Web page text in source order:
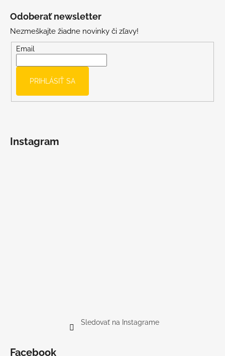
Odoberať newsletter
Nezmeškajte žiadne novinky či zľavy!
Email
PRIHLÁSIŤ SA
Instagram
Sledovať na Instagrame
Facebook